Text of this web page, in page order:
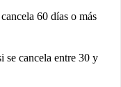
60 días o más
se cancela entre 30 y